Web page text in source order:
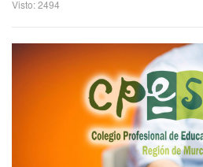
Visto: 2494